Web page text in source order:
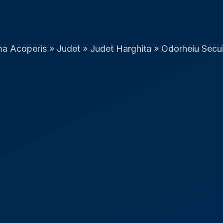
Acoperis » Judet » Judet Harghita » Odorheiu